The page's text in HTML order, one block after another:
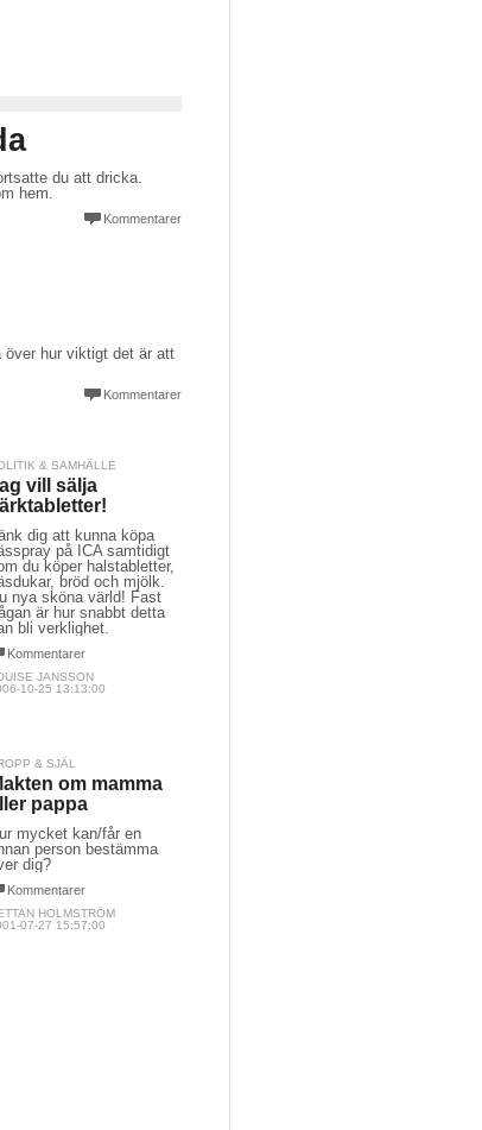
du att dricka.
hem.
Kommentarer
över hur viktigt det är att
Kommentarer
& SAMHÄLLE
vill sälja
dig att kunna köpa
på ICA samtidigt
du köper halstabletter,
bröd och mjölk.
nya sköna värld! Fast
är hur snabbt detta
bli verklighet.
Kommentarer
JANSSON
10-25 13:13:00
& SJÄL
om mamma
pappa
mycket kan/får en
person bestämma
dig?
Kommentarer
HOLMSTRÖM
07-27 15:57:00